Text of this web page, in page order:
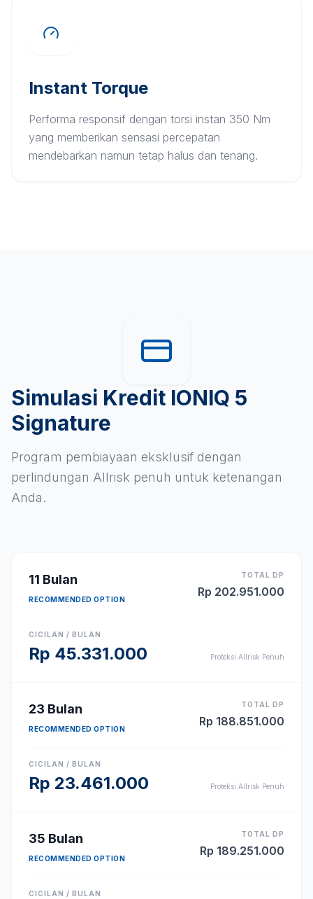
Instant Torque
Performa responsif dengan torsi instan 350 Nm
yang memberikan sensasi percepatan
mendebarkan namun tetap halus dan tenang.
Simulasi Kredit IONIQ 5
Signature
Program pembiayaan eksklusif dengan
perlindungan Allrisk penuh untuk ketenangan
Anda.
11 Bulan
RECOMMENDED OPTION
TOTAL DP
Rp 202.951.000
CICILAN / BULAN
Rp 45.331.000 Proteksi Allrisk Penuh
23 Bulan
RECOMMENDED OPTION
TOTAL DP
Rp 188.851.000
CICILAN / BULAN
Rp 23.461.000 Proteksi Allrisk Penuh
35 Bulan
RECOMMENDED OPTION
TOTAL DP
Rp 189.251.000
CICILAN / BULAN